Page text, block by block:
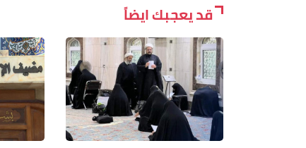
قد يعجبك ايضاً